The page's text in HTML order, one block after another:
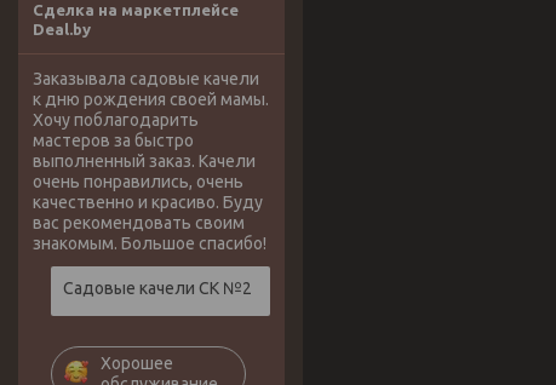
Сделка на маркетплейсе
Deal.by
Заказывала садовые качели
к дню рождения своей мамы.
Хочу поблагодарить
мастеров за быстро
выполненный заказ. Качели
очень понравились, очень
качественно и красиво. Буду
вас рекомендовать своим
знакомым. Большое спасибо!
Садовые качели СК №2
Хорошее